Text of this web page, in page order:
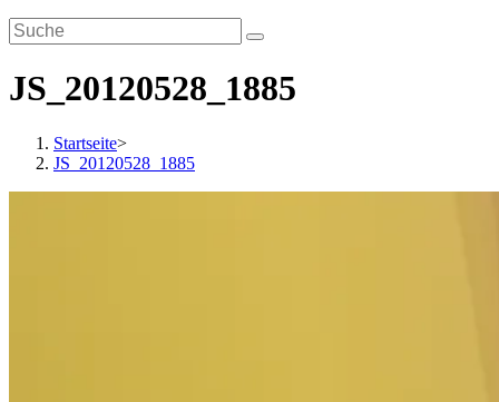
JS_20120528_1885
Startseite>
JS_20120528_1885